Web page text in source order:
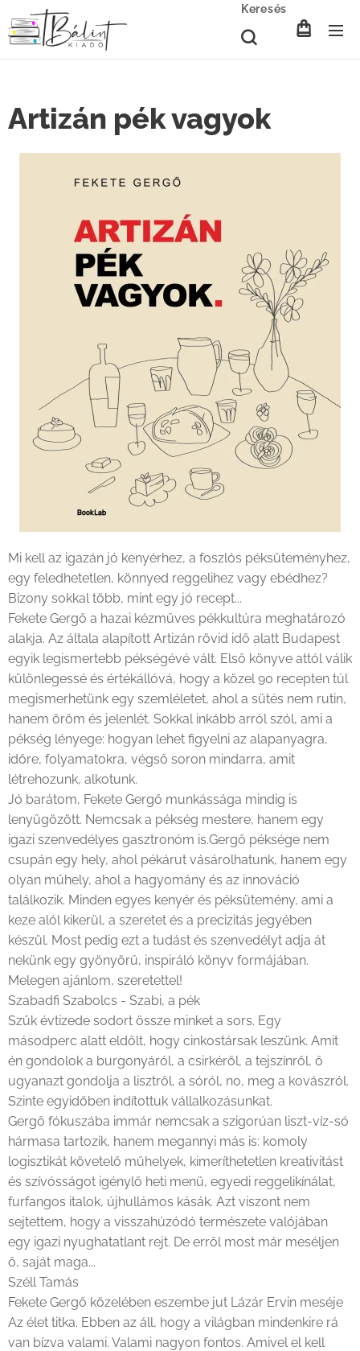
Keresés
Artizán pék vagyok
Mi kell az igazán jó kenyérhez, a foszlós péksüteményhez,
egy feledhetetlen, könnyed reggelihez vagy ebédhez?
Bizony sokkal több, mint egy jó recept...
Fekete Gergő a hazai kézműves pékkultúra meghatározó
alakja. Az általa alapított Artizán rövid idő alatt Budapest
egyik legismertebb pékségévé vált. Első könyve attól válik
különlegessé és értékállóvá, hogy a közel 90 recepten túl
megismerhetünk egy szemléletet, ahol a sütés nem rutin,
hanem öröm és jelenlét. Sokkal inkább arról szól, ami a
pékség lényege: hogyan lehet figyelni az alapanyagra,
időre, folyamatokra, végső soron mindarra, amit
létrehozunk, alkotunk.
Jó barátom, Fekete Gergő munkássága mindig is
lenyűgözött. Nemcsak a pékség mestere, hanem egy
igazi szenvedélyes gasztronóm is.Gergő péksége nem
csupán egy hely, ahol pékárut vásárolhatunk, hanem egy
olyan műhely, ahol a hagyomány és az innováció
találkozik. Minden egyes kenyér és péksütemény, ami a
keze alól kikerül, a szeretet és a precizitás jegyében
készül. Most pedig ezt a tudást és szenvedélyt adja át
nekünk egy gyönyörű, inspiráló könyv formájában.
Melegen ajánlom, szeretettel!
Szabadfi Szabolcs - Szabi, a pék
Szűk évtizede sodort össze minket a sors. Egy
másodperc alatt eldőlt, hogy cinkostársak leszünk. Amit
én gondolok a burgonyáról, a csirkéről, a tejszínről, ő
ugyanazt gondolja a lisztről, a sóról, no, meg a kovászról.
Szinte egyidőben indítottuk vállalkozásunkat.
Gergő fókuszába immár nemcsak a szigorúan liszt-víz-só
hármasa tartozik, hanem megannyi más is: komoly
logisztikát követelő műhelyek, kimeríthetetlen kreativitást
és szívósságot igénylő heti menü, egyedi reggelikínálat,
furfangos italok, újhullámos kásák. Azt viszont nem
sejtettem, hogy a visszahúzódó természete valójában
egy igazi nyughatatlant rejt. De erről most már meséljen
ő, saját maga...
Széll Tamás
Fekete Gergő közelében eszembe jut Lázár Ervin meséje
Az élet titka. Ebben az áll, hogy a világban mindenkire rá
van bízva valami. Valami nagyon fontos. Amivel el kell